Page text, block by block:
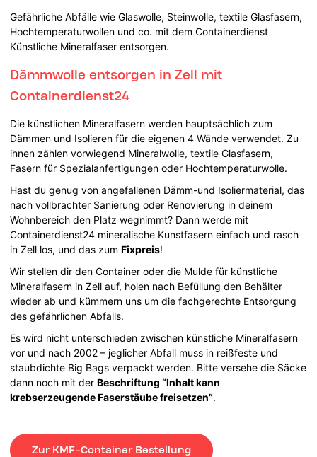
Gefährliche Abfälle wie Glaswolle, Steinwolle, textile Glasfasern,
Hochtemperaturwollen und co. mit dem Containerdienst
Künstliche Mineralfaser entsorgen.
Dämmwolle entsorgen in Zell mit
Containerdienst24
Die künstlichen Mineralfasern werden hauptsächlich zum
Dämmen und Isolieren für die eigenen 4 Wände verwendet. Zu
ihnen zählen vorwiegend Mineralwolle, textile Glasfasern,
Fasern für Spezialanfertigungen oder Hochtemperaturwolle.
Hast du genug von angefallenen Dämm-und Isoliermaterial, das
nach vollbrachter Sanierung oder Renovierung in deinem
Wohnbereich den Platz wegnimmt? Dann werde mit
Containerdienst24 mineralische Kunstfasern einfach und rasch
in Zell los, und das zumFixpreis!
Wir stellen dir den Container oder die Mulde für künstliche
Mineralfasern in Zell auf, holen nach Befüllung den Behälter
wieder ab und kümmern uns um die fachgerechte Entsorgung
des gefährlichen Abfalls.
Es wird nicht unterschieden zwischen künstliche Mineralfasern
vor und nach 2002 – jeglicher Abfall muss in reißfeste und
staubdichte Big Bags verpackt werden. Bitte versehe die Säcke
dann noch mit derBeschriftung “Inhalt kann
krebserzeugende Faserstäube freisetzen”.
Zur KMF-Container Bestellung